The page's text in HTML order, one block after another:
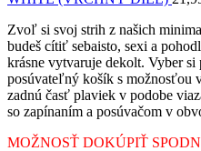
Zvoľ si svoj strih z našich
budeš cítiť sebaisto, sexi a
krásne vytvaruje dekolt. Vyber
posúvateľný košík s možnosťou
zadnú časť plaviek v podobe
so zapínaním a posúvačom v
MOŽNOSŤ DOKÚPIŤ